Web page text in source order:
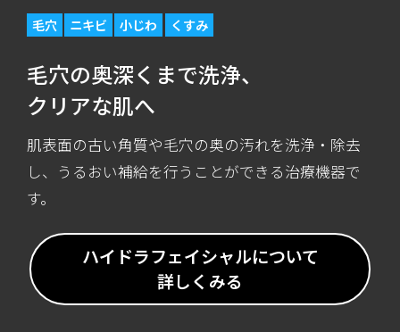
毛穴 ニキビ 小じわ くすみ
毛穴の奥深くまで洗浄、
クリアな肌へ
肌表面の古い角質や毛穴の奥の汚れを洗浄・除去
し、うるおい補給を行うことができる治療機器で
す。
ハイドラフェイシャルについて
詳しくみる